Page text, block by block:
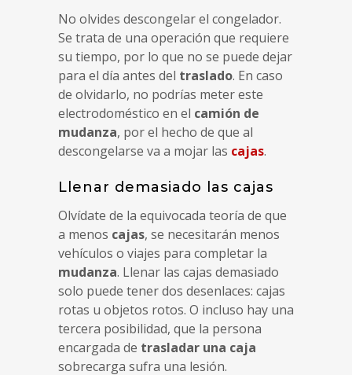
No olvides descongelar el congelador.
Se trata de una operación que requiere
su tiempo, por lo que no se puede dejar
para el día antes del traslado. En caso
de olvidarlo, no podrías meter este
electrodoméstico en el camión de
mudanza, por el hecho de que al
descongelarse va a mojar las cajas.
Llenar demasiado las cajas
Olvídate de la equivocada teoría de que
a menos cajas, se necesitarán menos
vehículos o viajes para completar la
mudanza. Llenar las cajas demasiado
solo puede tener dos desenlaces: cajas
rotas u objetos rotos. O incluso hay una
tercera posibilidad, que la persona
encargada de trasladar una caja
sobrecarga sufra una lesión.